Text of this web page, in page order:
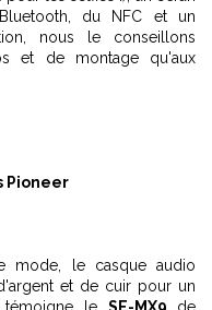
du NFC et un
nous le conseillons
et de montage qu'aux
Pioneer
mode, le casque audio
et de cuir pour un